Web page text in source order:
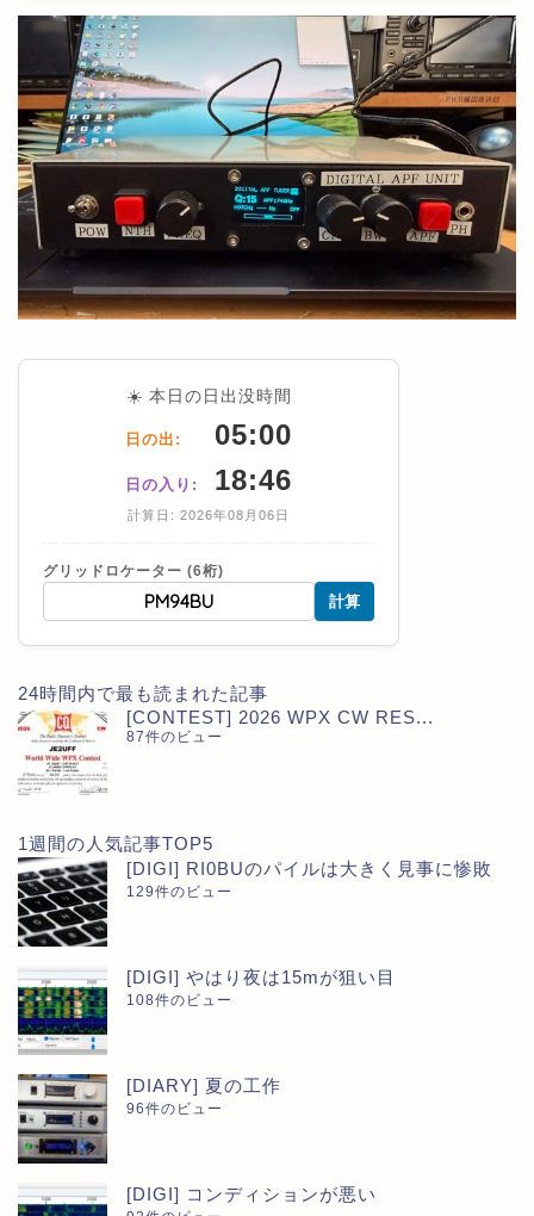
☀️ 本日の日出没時間
日の出: 05:00
日の入り: 18:46
計算日: 2026年08月06日
グリッドロケーター (6桁)
計算
24時間内で最も読まれた記事
[CONTEST] 2026 WPX CW RES...
87件のビュー
1週間の人気記事TOP5
[DIGI] RI0BUのパイルは大きく見事に惨敗
129件のビュー
[DIGI] やはり夜は15mが狙い目
108件のビュー
[DIARY] 夏の工作
96件のビュー
[DIGI] コンディションが悪い